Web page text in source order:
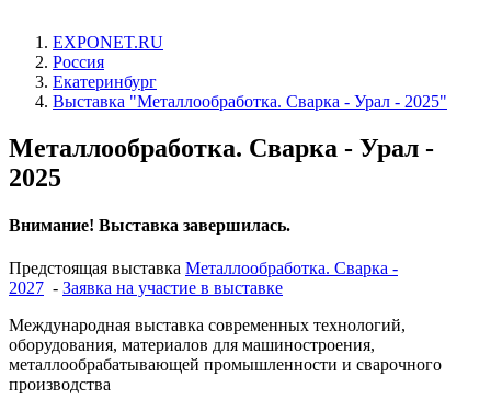
EXPONET.RU
Россия
Екатеринбург
Выставка "Металлообработка. Сварка - Урал - 2025"
Металлообработка. Сварка - Урал -
2025
Внимание! Выставка завершилась.
Предстоящая выставка Металлообработка. Сварка -
2027 - Заявка на участие в выставке
Международная выставка современных технологий,
оборудования, материалов для машиностроения,
металлообрабатывающей промышленности и сварочного
производства